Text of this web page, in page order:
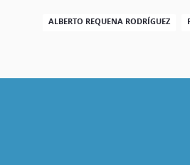
ALBERTO REQUENA RODRÍGUEZ